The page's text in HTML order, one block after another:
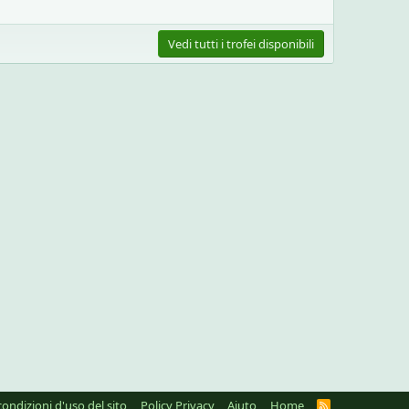
Vedi tutti i trofei disponibili
d'uso del sito Policy Privacy Aiuto Home R